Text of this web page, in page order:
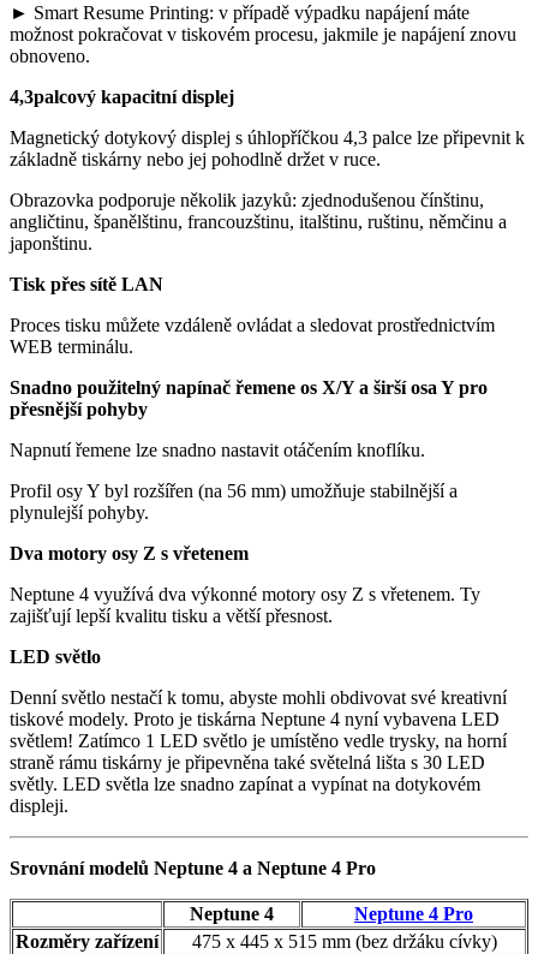
► Smart Resume Printing: v případě výpadku napájení máte
možnost pokračovat v tiskovém procesu, jakmile je napájení znovu
obnoveno.
4,3palcový kapacitní displej
Magnetický dotykový displej s úhlopříčkou 4,3 palce lze připevnit k
základně tiskárny nebo jej pohodlně držet v ruce.
Obrazovka podporuje několik jazyků: zjednodušenou čínštinu,
angličtinu, španělštinu, francouzštinu, italštinu, ruštinu, němčinu a
japonštinu.
Tisk přes sítě LAN
Proces tisku můžete vzdáleně ovládat a sledovat prostřednictvím
WEB terminálu.
Snadno použitelný napínač řemene os X/Y a širší osa Y pro
přesnější pohyby
Napnutí řemene lze snadno nastavit otáčením knoflíku.
Profil osy Y byl rozšířen (na 56 mm) umožňuje stabilnější a
plynulejší pohyby.
Dva motory osy Z s vřetenem
Neptune 4 využívá dva výkonné motory osy Z s vřetenem. Ty
zajišťují lepší kvalitu tisku a větší přesnost.
LED světlo
Denní světlo nestačí k tomu, abyste mohli obdivovat své kreativní
tiskové modely. Proto je tiskárna Neptune 4 nyní vybavena LED
světlem! Zatímco 1 LED světlo je umístěno vedle trysky, na horní
straně rámu tiskárny je připevněna také světelná lišta s 30 LED
světly. LED světla lze snadno zapínat a vypínat na dotykovém
displeji.
Srovnání modelů Neptune 4 a Neptune 4 Pro
Neptune 4
Neptune 4 Pro
Rozměry zařízení
475 x 445 x 515 mm (bez držáku cívky)